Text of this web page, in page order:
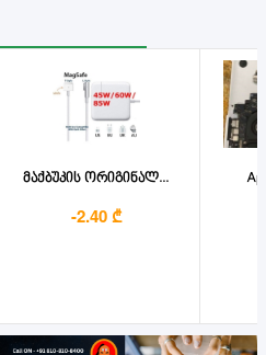
მაქბუკის ორიგინალ...
-2.40 ₾